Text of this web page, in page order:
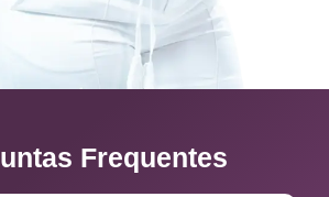
Frequentes